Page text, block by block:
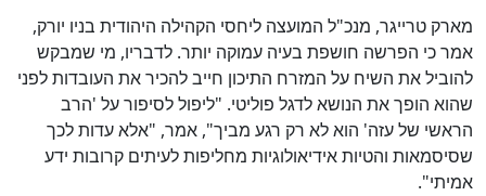
מארק טרייגר, מנכ"ל המועצה ליחסי הקהילה היהודית בניו יורק,
אמר כי הפרשה חושפת בעיה עמוקה יותר. לדבריו, מי שמבקש
להוביל את השיח על המזרח התיכון חייב להכיר את העובדות לפני
שהוא הופך את הנושא לדגל פוליטי. "ליפול לסיפור על 'הרב
הראשי של עזה' הוא לא רק רגע מביך", אמר, "אלא עדות לכך
שסיסמאות והטיות אידיאולוגיות מחליפות לעיתים קרובות ידע
אמיתי".
91%כן